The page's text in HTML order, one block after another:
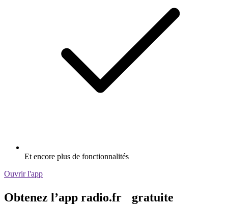
Et encore plus de fonctionnalités
Ouvrir l'app
Obtenez l’app radio.fr gratuite